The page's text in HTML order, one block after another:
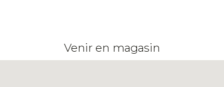
Venir en magasin